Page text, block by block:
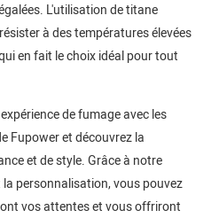
L'utilisation de titane
à des températures élevées
en fait le choix idéal pour tout
de fumage avec les
Fupower et découvrez la
et de style. Grâce à notre
personnalisation, vous pouvez
vos attentes et vous offriront